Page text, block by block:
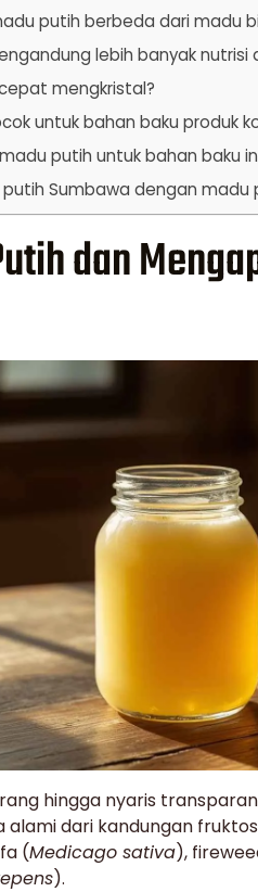
putih berbeda dari madu
lebih banyak nutrisi
mengkristal?
untuk bahan baku produk
putih untuk bahan baku
Sumbawa dengan madu
dan
hingga nyaris
dari kandungan
(Medicago sativa),
).